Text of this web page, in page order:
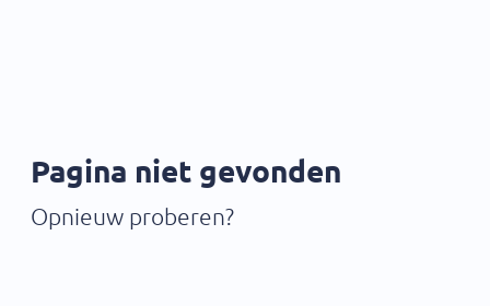
Pagina niet gevonden
Opnieuw proberen?